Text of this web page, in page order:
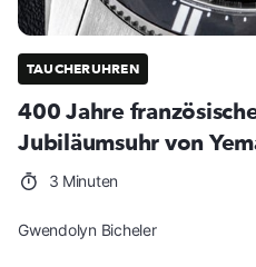
TAUCHERUHREN
400 Jahre
Jubiläumsuhr von
3 Minuten
Gwendolyn Bicheler